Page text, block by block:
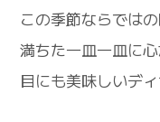
この季節ならでは
満ちた一皿一皿に心
目にも美味しいディ